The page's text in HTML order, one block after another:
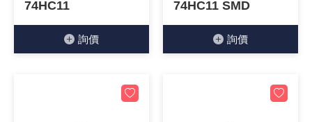
74HC11
詢價
74HC11 SMD
詢價